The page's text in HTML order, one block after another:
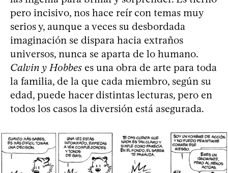
pero incisivo, nos hace reír con temas muy
serios y, aunque a veces su desbordada
imaginación se dispara hacia extraños
universos, nunca se aparta de lo humano.
Calvin y Hobbes es una obra de arte para toda
la familia, de la que cada miembro, según su
edad, puede hacer distintas lecturas, pero en
todos los casos la diversión está asegurada.